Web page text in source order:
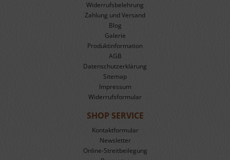
Widerrufs­belehrung
Zahlung und Versand
Blog
Galerie
Produkt­information
AGB
Datenschutzerklärung
Sitemap
Impressum
Widerrufsformular
SHOP SERVICE
Kontaktformular
Newsletter
Online-Streitbeilegung